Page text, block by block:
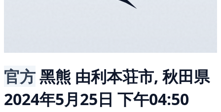
官方黑熊 由利本荘市, 秋田県
2024年5月25日 下午04:50